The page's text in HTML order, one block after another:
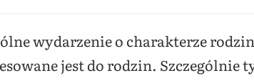
wydarzenie o charakterze
jest do rodzin. Szczególnie